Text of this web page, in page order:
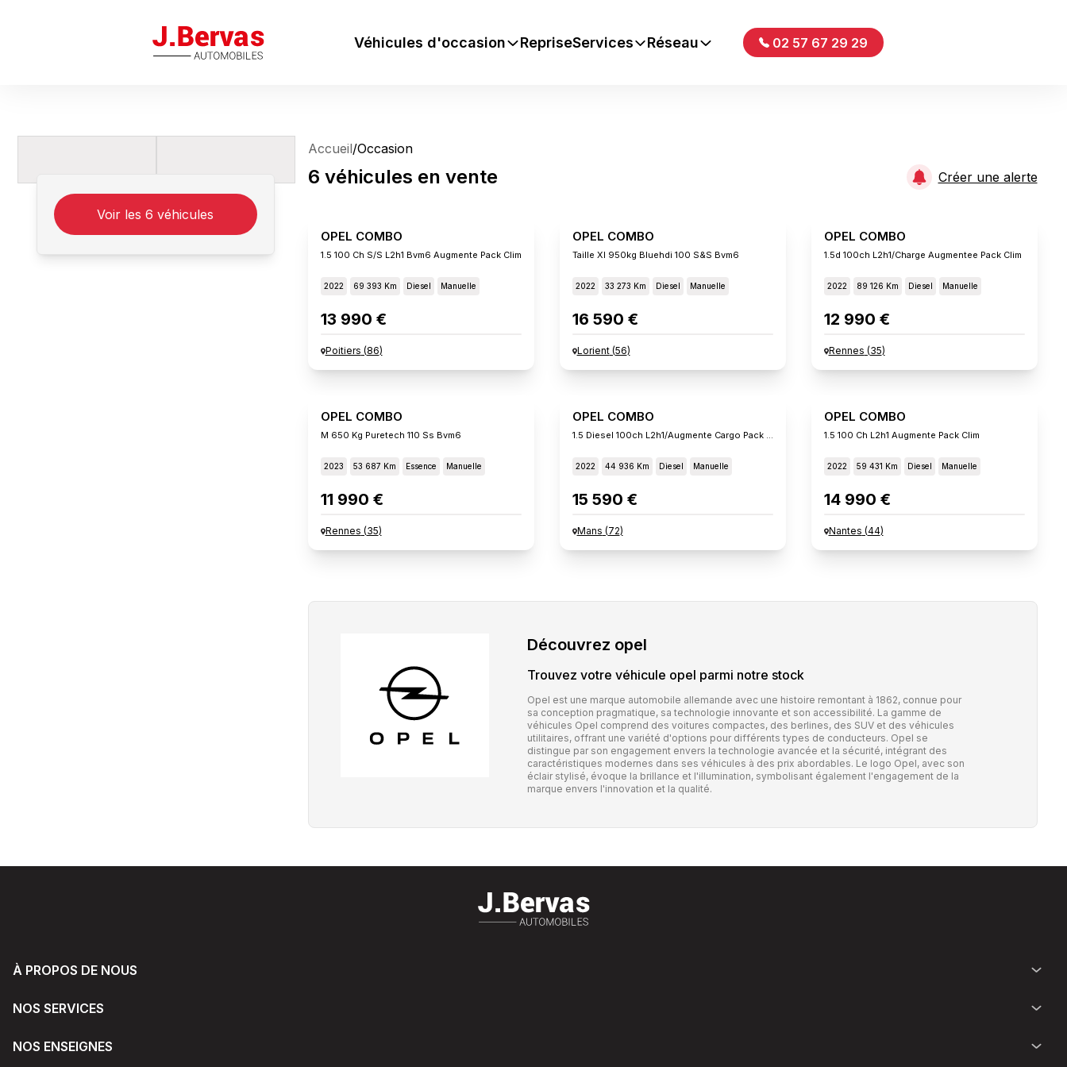
J.Bervas Véhicules d'occasion RepriseServices Réseau 02 57 67 29 29
Voir les 6 véhicules
Accueil/Occasion
6 véhicules en vente Créer une alerte
OPEL COMBO
1.5 100 Ch S/s L2h1 Bvm6 Augmente Pack Clim
2022 69 393 Km Diesel Manuelle
13 990 €
Poitiers (86)
OPEL COMBO
Taille Xl 950kg Bluehdi 100 S&s Bvm6
2022 33 273 Km Diesel Manuelle
16 590 €
Lorient(56)
OPEL COMBO
1.5d 100ch L2h1/charge Augmentee Pack Clim
2022 89 126 Km Diesel Manuelle
12 990 €
Rennes (35)
OPEL COMBO
M 650 Kg Puretech 110 Ss Bvm6
2023 53 687 Km Essence Manuelle
11 990 €
Rennes (35)
OPEL COMBO
1.5 Diesel 100ch L2h1/augmente Cargo Pack Clim
2022 44 936 Km Diesel Manuelle
15 590 €
Mans (72)
OPEL COMBO
1.5 100 Ch L2h1 Augmente Pack Clim
2022 59 431 Km Diesel Manuelle
14 990 €
Nantes (44)
Découvrez opel
Trouvez votre véhicule opel parmi notre stock
Opel est une marque automobile allemande avec une histoire remontant à 1862, connue pour
sa conception pragmatique, sa technologie innovante et son accessibilité. La gamme de
véhicules Opel comprend des voitures compactes, des berlines, des SUV et des véhicules
utilitaires, offrant une variété d'options pour différents types de conducteurs. Opel se
distingue par son engagement envers la technologie avancée et la sécurité, intégrant des
caractéristiques modernes dans ses véhicules à des prix abordables. Le logo Opel, avec son
éclair stylisé, évoque la brillance et l'illumination, symbolisant également l'engagement de la
marque envers l'innovation et la qualité.
À PROPOS DE NOUS
NOS SERVICES
NOS ENSEIGNES